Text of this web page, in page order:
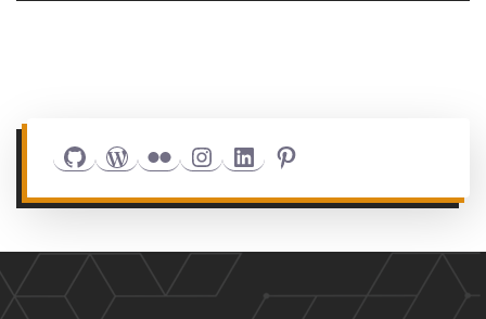
GithubWordPress
FlickrInstagram
LinkedInPinterest